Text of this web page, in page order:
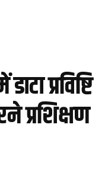
प्रविष्टि
प्रशिक्षण